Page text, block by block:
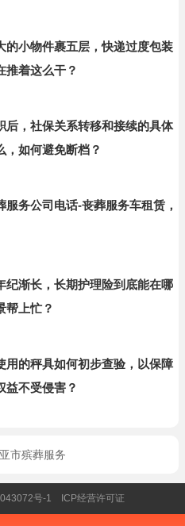
的小物件裹五层，快递过度包装
推着这么干？
后，社保关系转移和接续的具体
，如何避免断档？
服务公司电话-丧葬服务车租赁，
纪渐长，长期护理险到底能在哪
帮上忙？
用的秤具如何初步查验，以保障
益不受侵害？
市殡葬服务
号-1 ICP经营许可证